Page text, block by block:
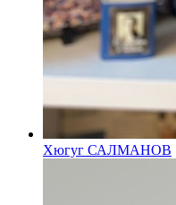
Хюгуг САЛМАНОВ